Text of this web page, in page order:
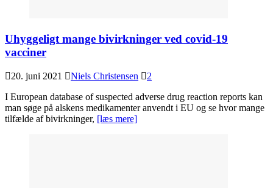
Uhyggeligt mange bivirkninger ved covid-19
vacciner
20. juni 2021 Niels Christensen
2
I European database of suspected adverse drug reaction reports kan
man søge på alskens medikamenter anvendt i EU og se hvor mange
tilfælde af bivirkninger, [læs mere]